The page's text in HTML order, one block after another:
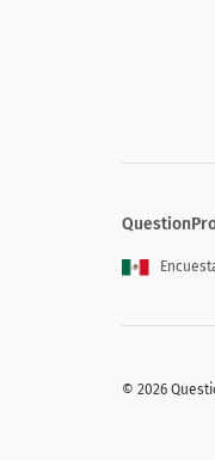
© 2026